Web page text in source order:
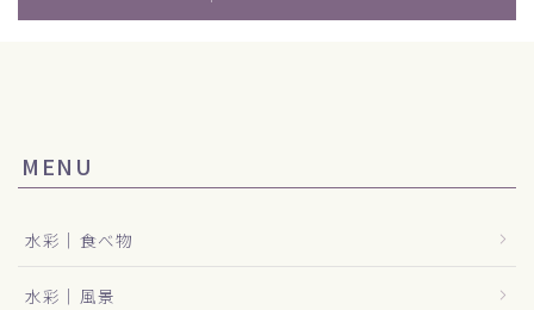
MENU
水彩｜食べ物
水彩｜風景